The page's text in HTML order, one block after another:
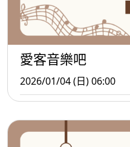
愛客音樂吧
2026/01/04 (日) 06:00